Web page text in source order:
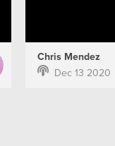
Chris Mendez
Dec 13 2020